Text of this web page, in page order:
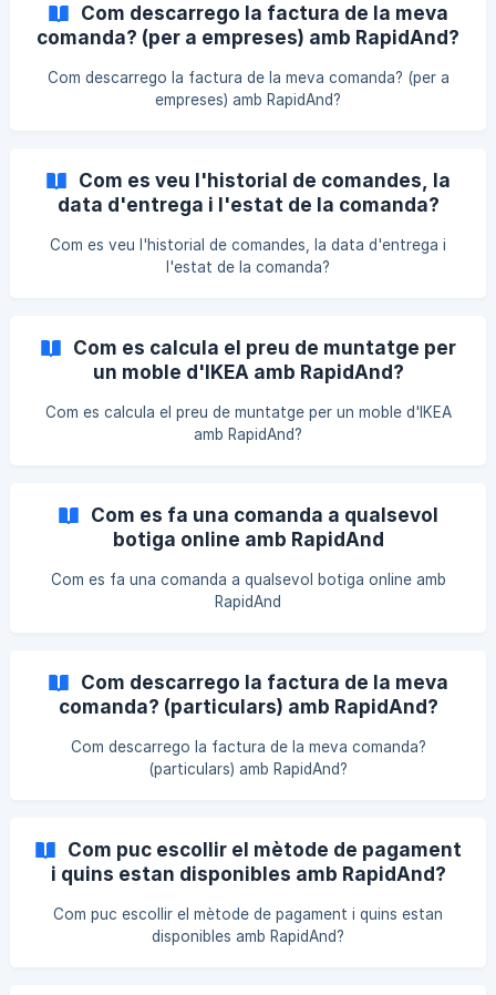
Com descarrego la factura de la meva
comanda? (per a empreses) amb RapidAnd?
Com descarrego la factura de la meva comanda? (per a
empreses) amb RapidAnd?
Com es veu l'historial de comandes, la
data d'entrega i l'estat de la comanda?
Com es veu l'historial de comandes, la data d'entrega i
l'estat de la comanda?
Com es calcula el preu de muntatge per
un moble d'IKEA amb RapidAnd?
Com es calcula el preu de muntatge per un moble d'IKEA
amb RapidAnd?
Com es fa una comanda a qualsevol
botiga online amb RapidAnd
Com es fa una comanda a qualsevol botiga online amb
RapidAnd
Com descarrego la factura de la meva
comanda? (particulars) amb RapidAnd?
Com descarrego la factura de la meva comanda?
(particulars) amb RapidAnd?
Com puc escollir el mètode de pagament
i quins estan disponibles amb RapidAnd?
Com puc escollir el mètode de pagament i quins estan
disponibles amb RapidAnd?